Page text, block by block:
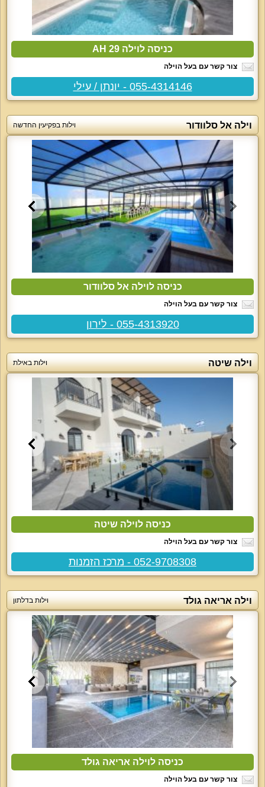
כניסה לוילה 29 AH
צור קשר עם בעל הוילה
055-4314146 - יונתן / עילי
וילה אל סלוודור וילות בפקיעין החדשה
כניסה לוילה אל סלוודור
צור קשר עם בעל הוילה
055-4313920 - לירון
וילה שיטה וילות באילת
כניסה לוילה שיטה
צור קשר עם בעל הוילה
052-9708308 - מרכז הזמנות
וילה אריאה גולד וילות בדלתון
כניסה לוילה אריאה גולד
צור קשר עם בעל הוילה